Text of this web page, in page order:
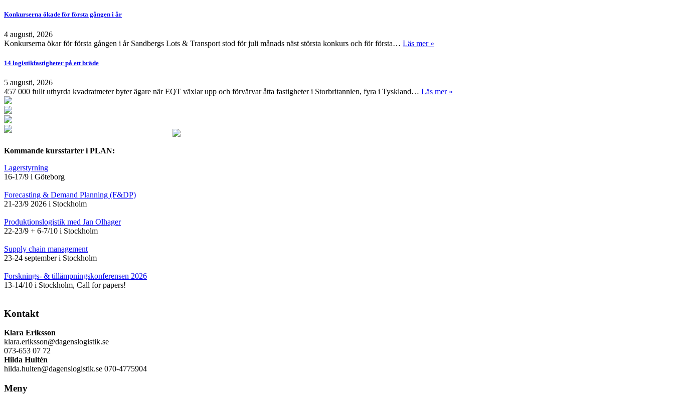
Konkurserna ökade för första gången i år
4 augusti, 2026
Konkurserna ökar för första gången i år Sandbergs Lots & Transport stod för juli månads näst största konkurs och för första… Läs mer »
14 logistikfastigheter på ett bräde
5 augusti, 2026
457 000 fullt uthyrda kvadratmeter byter ägare när EQT växlar upp och förvärvar åtta fastigheter i Storbritannien, fyra i Tyskland… Läs mer »
Kommande kursstarter i PLAN:
Lagerstyrning
16-17/9 i Göteborg
Forecasting & Demand Planning (F&DP)
21-23/9 2026 i Stockholm
Produktionslogistik med Jan Olhager
22-23/9 + 6-7/10 i Stockholm
Supply chain management
23-24 september i Stockholm
Forsknings- & tillämpningskonferensen 2026
13-14/10 i Stockholm, Call for papers!
Kontakt
Klara Eriksson
klara.eriksson@dagenslogistik.se
073-653 07 72
Hilda Hultén
hilda.hulten@dagenslogistik.se 070-4775904
Meny